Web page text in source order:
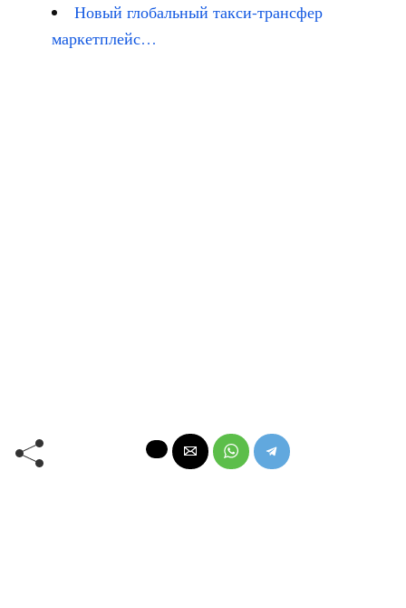
Новый глобальный такси-трансфер
маркетплейс…